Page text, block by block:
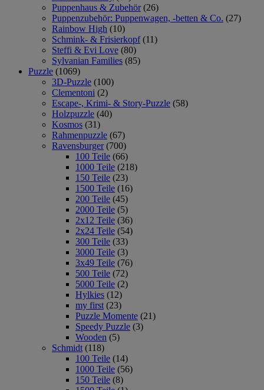
Puppenhaus & Zubehör (26)
Puppenzubehör: Puppenwagen, -betten & Co. (27)
Rainbow High (10)
Schmink- & Frisierkopf (11)
Steffi & Evi Love (80)
Sylvanian Families (85)
Puzzle (1069)
3D-Puzzle (100)
Clementoni (2)
Escape-, Krimi- & Story-Puzzle (58)
Holzpuzzle (40)
Kosmos (31)
Rahmenpuzzle (67)
Ravensburger (700)
100 Teile (66)
1000 Teile (218)
150 Teile (23)
1500 Teile (16)
200 Teile (45)
2000 Teile (5)
2x12 Teile (36)
2x24 Teile (54)
300 Teile (33)
3000 Teile (3)
3x49 Teile (76)
500 Teile (72)
5000 Teile (2)
Hylkies (12)
my first (23)
Puzzle Momente (21)
Speedy Puzzle (3)
Wooden (5)
Schmidt (118)
100 Teile (14)
1000 Teile (56)
150 Teile (8)